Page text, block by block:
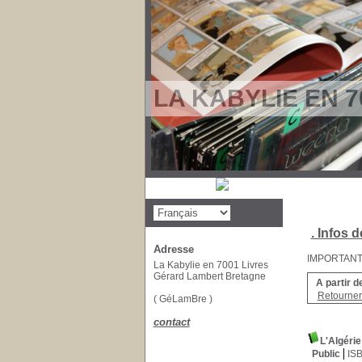
LA KABYLIE EN
. Infos
A partir
Public
Adresse
La Kabylie en 7001 Livres
Gérard Lambert Bretagne
( GéLamBre )
contact